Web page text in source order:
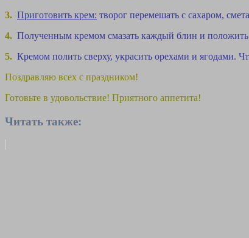
3. Приготовить крем: творог перемешать с сахаром,
4. Полученным кремом смазать каждый блин и
5. Кремом полить сверху, украсить орехами и ягодами.
Поздравляю всех с праздником!
Готовьте в удовольствие! Приятного аппетита!
Читать также: